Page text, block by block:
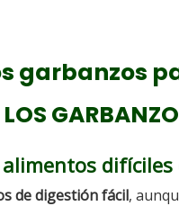
garbanzos
difíciles
de digestión fácil,